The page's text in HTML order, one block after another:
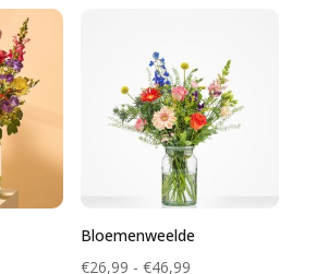
Bloemenweelde
€26,99 - €46,99Prijsklasse: